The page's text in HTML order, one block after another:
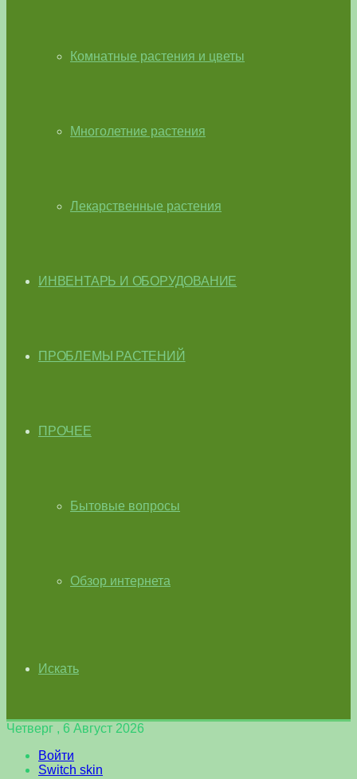
Комнатные растения и цветы
Многолетние растения
Лекарственные растения
ИНВЕНТАРЬ И ОБОРУДОВАНИЕ
ПРОБЛЕМЫ РАСТЕНИЙ
ПРОЧЕЕ
Бытовые вопросы
Обзор интернета
Искать
Четверг , 6 Август 2026
Войти
Switch skin